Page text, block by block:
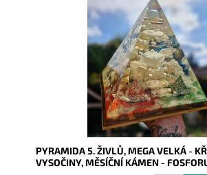
Dostupnost:
Skladem
10340
PYRAMIDA 5. ŽIVLŮ, MEGA VELKÁ -
VYSOČINY, MĚSÍČNÍ KÁMEN -